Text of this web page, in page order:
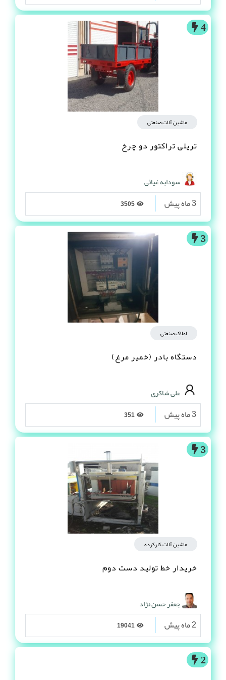
4
ماشین آلات صنعتی
تریلی تراکتور دو چرخ
سودابه غیاثی
3 ماه پیش
3
املاک صنعتی
دستگاه بادر (خمیر مرغ)
علی شاکری
3 ماه پیش
3
ماشین آلات کارکرده
خریدار خط تولید دست دوم
جعفر حسن نژاد
2 ماه پیش
2